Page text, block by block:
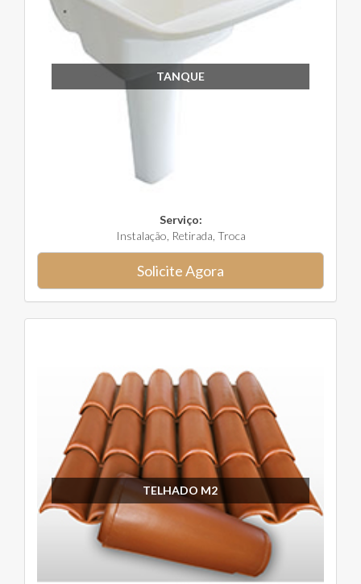
TANQUE
Serviço:
Instalação, Retirada, Troca
Solicite Agora
TELHADO M2